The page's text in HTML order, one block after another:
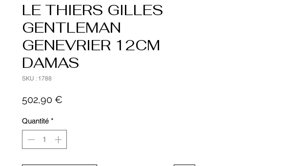
LE THIERS GILLES
GENTLEMAN
GENEVRIER 12CM
DAMAS
SKU : 1788
502,90 €
Quantité *